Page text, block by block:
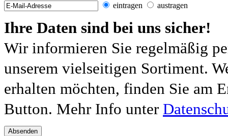
eintragen austragen
Ihre Daten sind bei uns sicher!
Wir informieren Sie regelmäßig
unserem vielseitigen Sortiment.
erhalten möchten, finden Sie am
Button. Mehr Info unter
Absenden